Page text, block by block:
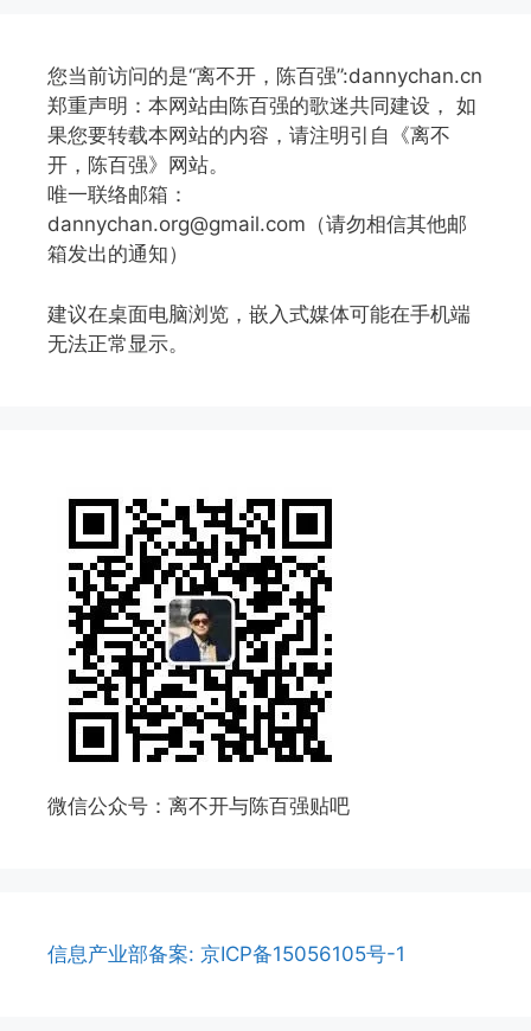
您当前访问的是“离不开，陈百强”:dannychan.cn
郑重声明：本网站由陈百强的歌迷共同建设， 如
果您要转载本网站的内容，请注明引自《离不
开，陈百强》网站。
唯一联络邮箱：
dannychan.org@gmail.com（请勿相信其他邮
箱发出的通知）
建议在桌面电脑浏览，嵌入式媒体可能在手机端
无法正常显示。
微信公众号：离不开与陈百强贴吧
信息产业部备案: 京ICP备15056105号-1